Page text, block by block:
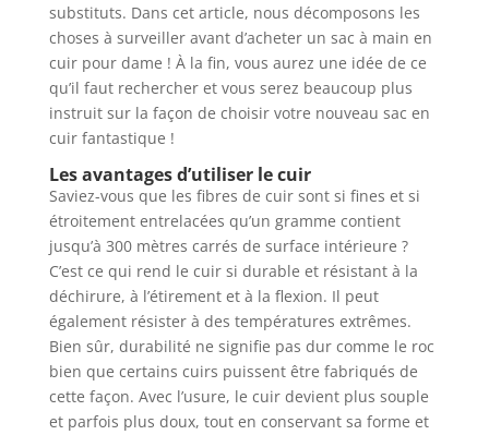
substituts. Dans cet article, nous décomposons les
choses à surveiller avant d’acheter un sac à main en
cuir pour dame ! À la fin, vous aurez une idée de ce
qu’il faut rechercher et vous serez beaucoup plus
instruit sur la façon de choisir votre nouveau sac en
cuir fantastique !
Les avantages d’utiliser le cuir
Saviez-vous que les fibres de cuir sont si fines et si
étroitement entrelacées qu’un gramme contient
jusqu’à 300 mètres carrés de surface intérieure ?
C’est ce qui rend le cuir si durable et résistant à la
déchirure, à l’étirement et à la flexion. Il peut
également résister à des températures extrêmes.
Bien sûr, durabilité ne signifie pas dur comme le roc
bien que certains cuirs puissent être fabriqués de
cette façon. Avec l’usure, le cuir devient plus souple
et parfois plus doux, tout en conservant sa forme et